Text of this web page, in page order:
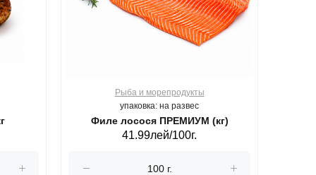
Рыба и морепродукты
упаковка: на развес
Филе лосося ПРЕМИУМ (кг)
41.99лей/100г.